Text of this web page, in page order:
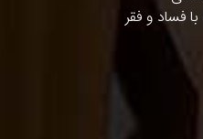
با فساد و فقر